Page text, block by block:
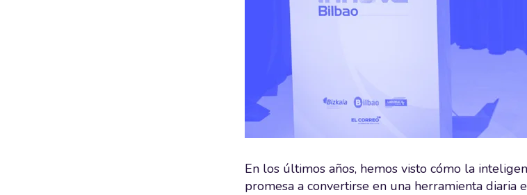
En los últimos años, hemos visto cómo la
promesa a convertirse en una herramienta diaria